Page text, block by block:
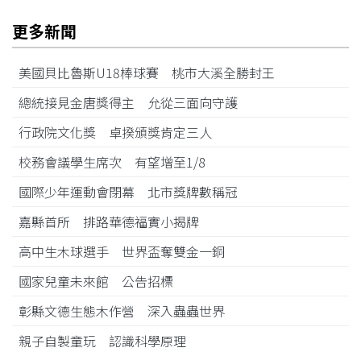
更多新聞
美國貝比魯斯U18棒球賽 桃市大溪全勝封王
總統接見金唐獎得主 允從三面向守護
行政院文化獎 卓揆頒獎肯定三人
校務會議學生席次 有望增至1/8
國際少年運動會閉幕 北市獎牌數稱冠
嘉縣首所 排路華德福實小揭牌
高中生木球選手 世界盃奪雙金一銅
國家兒童未來館 公告招標
彰縣文德生態木作營 深入蟲蟲世界
親子自製童玩 認識科學原理